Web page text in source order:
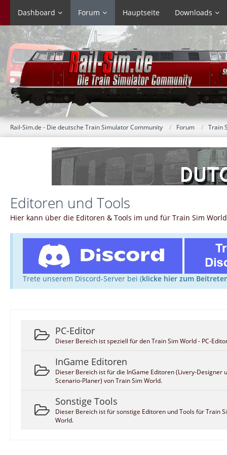
Dashboard Forum Hauptseite Downloads
Rail-Sim.de - Die deutsche Train Simulator Community Forum Train
Editoren und Tools
Hier kann über die Editoren & Tools im und für Train Sim
Trete unserem Discord-Server bei (klicke hier zum
PC-Editor
Dieser Bereich ist speziell für den Train Sim World - PC-
InGame Editoren
Dieser Bereich ist für die InGame Editoren (Livery-Designer
Scenario-Planer) von Train Sim World.
Sonstige Tools
Dieser Bereich ist für sonstige Editoren und Tools für Train
World.